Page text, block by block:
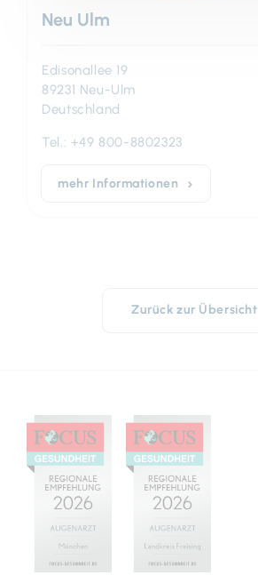
Neu Ulm
Edisonallee 19
89231 Neu-Ulm
Deutschland
Tel.: +49 800-8802323
mehr Informationen
Zurück zur Übersicht